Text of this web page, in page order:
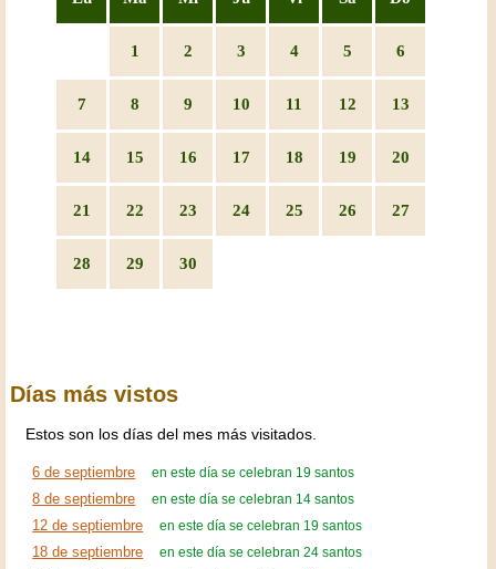
1 2 3 4 5 6
7 8 9 10 11 12 13
14 15 16 17 18 19 20
21 22 23 24 25 26 27
28 29 30
Días más vistos
Estos son los días del mes más visitados.
6 de septiembre en este día se celebran 19 santos
8 de septiembre en este día se celebran 14 santos
12 de septiembre en este día se celebran 19 santos
18 de septiembre en este día se celebran 24 santos